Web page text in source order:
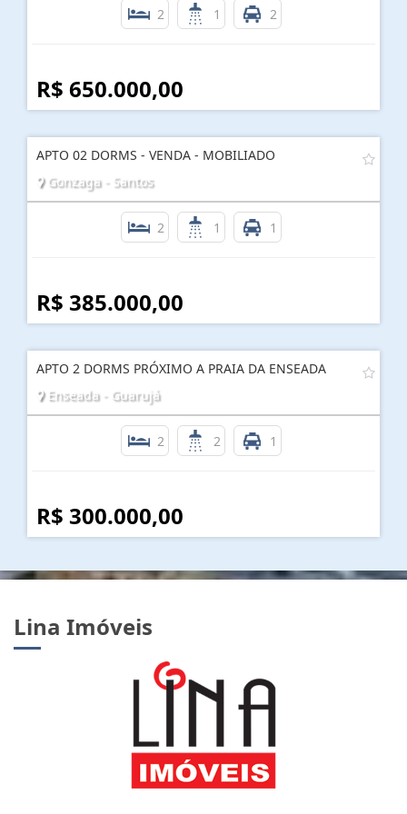
2 1 2
R$ 650.000,00
APTO 02 DORMS - VENDA - MOBILIADO
Gonzaga - Santos
2 1 1
R$ 385.000,00
APTO 2 DORMS PRÓXIMO A PRAIA DA ENSEADA
Enseada - Guarujá
2 2 1
R$ 300.000,00
Lina Imóveis